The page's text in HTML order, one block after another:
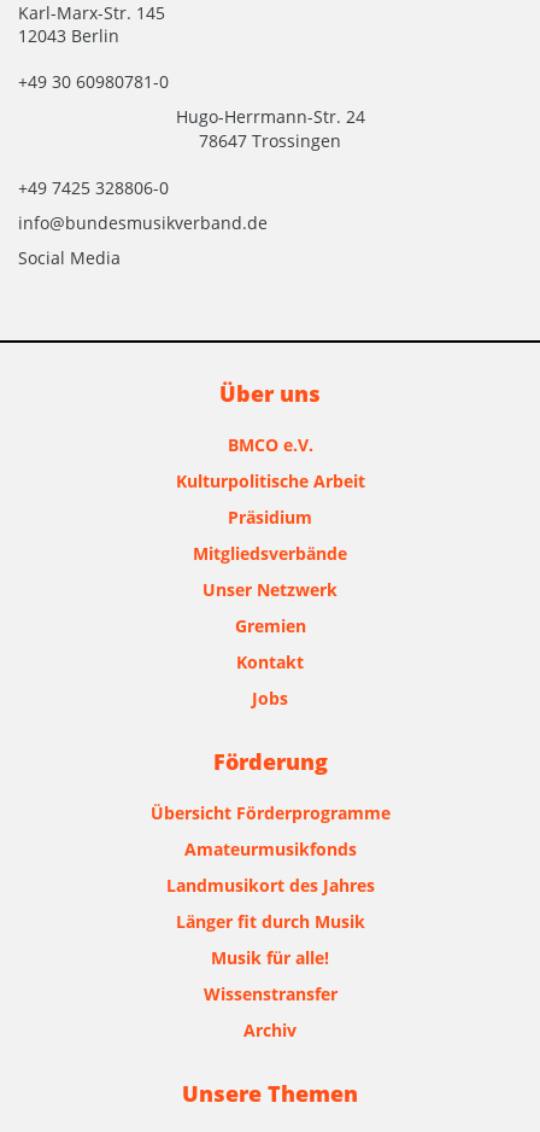
Karl-Marx-Str. 145
12043 Berlin
+49 30 60980781-0
Hugo-Herrmann-Str. 24
78647 Trossingen
+49 7425 328806-0
info@bundesmusikverband.de
Social Media
Über uns
BMCO e.V.
Kulturpolitische Arbeit
Präsidium
Mitgliedsverbände
Unser Netzwerk
Gremien
Kontakt
Jobs
Förderung
Übersicht Förderprogramme
Amateurmusikfonds
Landmusikort des Jahres
Länger fit durch Musik
Musik für alle!
Wissenstransfer
Archiv
Unsere Themen